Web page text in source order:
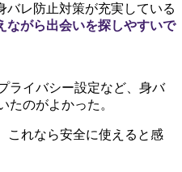
バレ防止対策が充実している
ながら出会いを探しやすいで
ライバシー設定など、身バ
たのがよかった。
これなら安全に使えると感